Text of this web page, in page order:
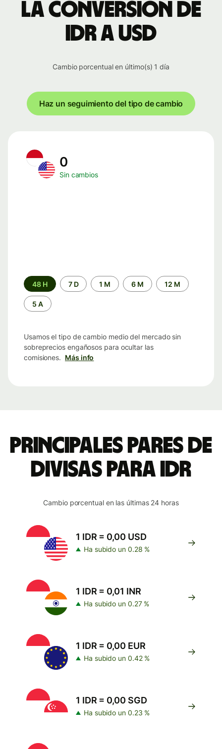
la conversión de
IDR a USD
Cambio porcentual en último(s) 1 día
Haz un seguimiento del tipo de cambio
0
Sin cambios
Periodo
de
tiempo
48 H 7 D 1 M 6 M 12 M
5 A
Usamos el tipo de cambio medio del mercado sin
sobreprecios engañosos para ocultar las
comisiones. Más info
Principales pares de
divisas para IDR
Cambio porcentual en las últimas 24 horas
1 IDR = 0,00 USD
Ha subido un 0.28 %
1 IDR = 0,01 INR
Ha subido un 0.27 %
1 IDR = 0,00 EUR
Ha subido un 0.42 %
1 IDR = 0,00 SGD
Ha subido un 0.23 %